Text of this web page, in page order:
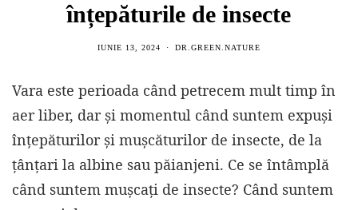
înțepăturile de insecte
IUNIE 13, 2024 DR.GREEN.NATURE
Vara este perioada când petrecem mult timp în
aer liber, dar și momentul când suntem expuși
înțepăturilor și mușcăturilor de insecte, de la
țânțari la albine sau păianjeni. Ce se întâmplă
când suntem mușcați de insecte? Când suntem